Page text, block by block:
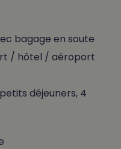
bagage en soute
/ hôtel / aéroport
déjeuners, 4